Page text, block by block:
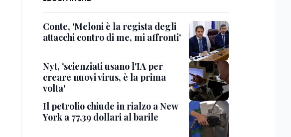
Conte, 'Meloni è la regista degli
attacchi contro di me, mi affronti'
Nyt, 'scienziati usano l'IA per
creare nuovi virus, è la prima
volta'
Il petrolio chiude in rialzo a New
York a 77,39 dollari al barile